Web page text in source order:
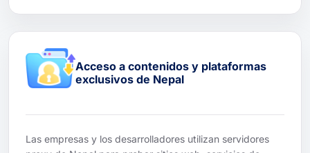
Acceso a contenidos y plataformas
exclusivos de Nepal
Las empresas y los desarrolladores utilizan servidores